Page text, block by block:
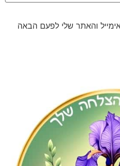
שלי לפעם הבאה